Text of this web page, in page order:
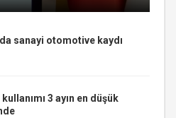
sanayi otomotive kaydı
3 ayın en düşük